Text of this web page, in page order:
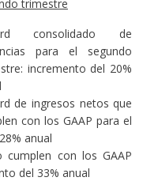
trimestre
consolidado de
para el segundo
incremento del 20%
de ingresos netos que
con los GAAP para el
anual
con los GAAP
del 33% anual